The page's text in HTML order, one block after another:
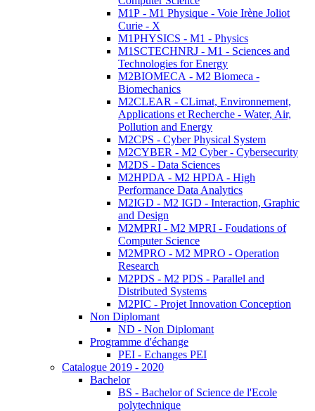
M1P - M1 Physique - Voie Irène Joliot
Curie - X
M1PHYSICS - M1 - Physics
M1SCTECHNRJ - M1 - Sciences and
Technologies for Energy
M2BIOMECA - M2 Biomeca -
Biomechanics
M2CLEAR - CLimat, Environnement,
Applications et Recherche - Water, Air,
Pollution and Energy
M2CPS - Cyber Physical System
M2CYBER - M2 Cyber - Cybersecurity
M2DS - Data Sciences
M2HPDA - M2 HPDA - High
Performance Data Analytics
M2IGD - M2 IGD - Interaction, Graphic
and Design
M2MPRI - M2 MPRI - Foudations of
Computer Science
M2MPRO - M2 MPRO - Operation
Research
M2PDS - M2 PDS - Parallel and
Distributed Systems
M2PIC - Projet Innovation Conception
Non Diplomant
ND - Non Diplomant
Programme d'échange
PEI - Echanges PEI
Catalogue 2019 - 2020
Bachelor
BS - Bachelor of Science de l'Ecole
polytechnique